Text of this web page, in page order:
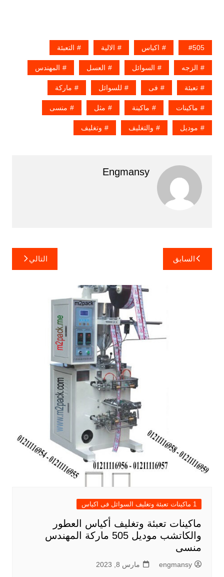
505 اكياس الالية التعبئة
الزجه السوائل العسل المهندس
تعبئة فى للسوائل ماركة
ماكينات ماكينة مثل منسى
موديل والتغليف وتغليف
Engmansy
تصفّح
المقالات
السابق التالي
1 ماكينات تعبئة وتغليف السوائل فى اكياس
ماكينات تعبئة وتغليف أكياس العطور
والكاتشب موديل 505 ماركة المهندس
منسى
engmansy مارس 8, 2023